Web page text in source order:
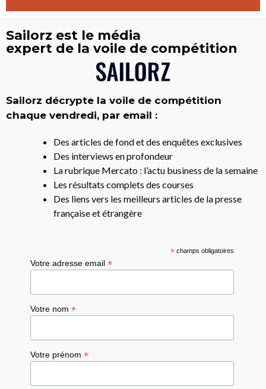
Sailorz est le média
expert de la voile de compétition
Sailorz décrypte la voile de compétition
chaque vendredi, par email :
Des articles de fond et des enquêtes exclusives
Des interviews en profondeur
La rubrique Mercato : l’actu business de la semaine
Les résultats complets des courses
Des liens vers les meilleurs articles de la presse
française et étrangère
*champs obligatoires
Votre adresse email*
Votre nom*
Votre prénom*